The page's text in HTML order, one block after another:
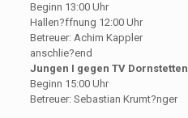
Beginn 13:00 Uhr
Hallen?ffnung 12:00 Uhr
Betreuer: Achim Kappler
anschlie?end
Jungen I gegen TV Dornstetten
Beginn 15:00 Uhr
Betreuer: Sebastian Krumt?nger